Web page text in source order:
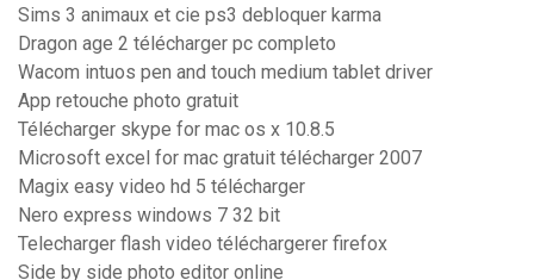
Sims 3 animaux et cie ps3 debloquer karma
Dragon age 2 télécharger pc completo
Wacom intuos pen and touch medium tablet driver
App retouche photo gratuit
Télécharger skype for mac os x 10.8.5
Microsoft excel for mac gratuit télécharger 2007
Magix easy video hd 5 télécharger
Nero express windows 7 32 bit
Telecharger flash video téléchargerer firefox
Side by side photo editor online